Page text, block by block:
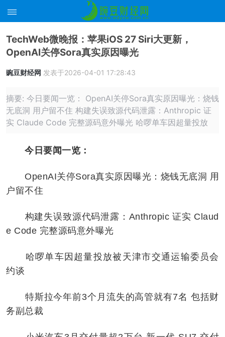
TechWeb微晚报：苹果iOS 27 Siri大更新，
OpenAI关停Sora真实原因曝光
豌豆财经网 发表于2026-04-01 17:28:43
摘要: 今日要闻一览： OpenAI关停Sora真实原因曝光：烧钱
无底洞 用户留不住 构建失误致源代码泄露：Anthropic 证
实 Claude Code 完整源码意外曝光 哈啰单车因超量投放
今日要闻一览：
OpenAI关停Sora真实原因曝光：烧钱无底洞 用
户留不住
构建失误致源代码泄露：Anthropic 证实 Claud
e Code 完整源码意外曝光
哈啰单车因超量投放被天津市交通运输委员会
约谈
特斯拉今年前3个月流失的高管就有7名 包括财
务副总裁